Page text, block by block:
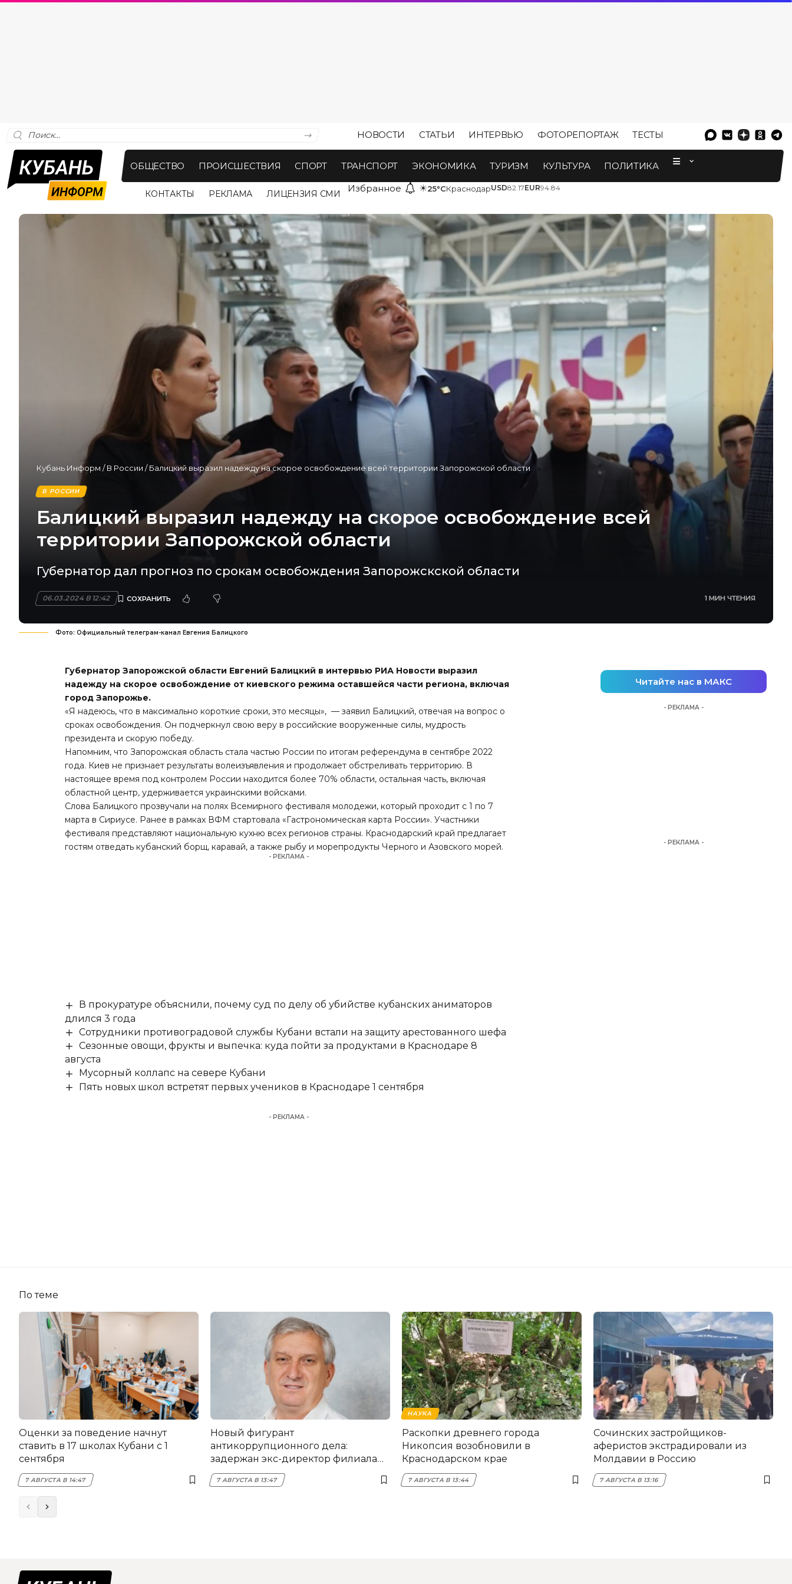
НОВОСТИ СТАТЬИ ИНТЕРВЬЮ ФОТОРЕПОРТАЖ ТЕСТЫ
ОБЩЕСТВО ПРОИСШЕСТВИЯ СПОРТ ТРАНСПОРТ ЭКОНОМИКА ТУРИЗМ КУЛЬТУРА ПОЛИТИКА
КОНТАКТЫ РЕКЛАМА ЛИЦЕНЗИЯ СМИ Избранное ☀25°CКраснодарUSD82.17EUR94.84
Кубань Информ /В России /Балицкий выразил надежду на скорое освобождение всей территории Запорожской области
В РОССИИ
Балицкий выразил надежду на скорое освобождение всей
территории Запорожской области
Губернатор дал прогноз по срокам освобождения Запорожскской области
06.03.2024 В 12:42 1 МИН ЧТЕНИЯ
Фото: Официальный телеграм-канал Евгения Балицкого
Губернатор Запорожской области Евгений Балицкий в интервью РИА Новости выразил
надежду на скорое освобождение от киевского режима оставшейся части региона, включая
город Запорожье.
«Я надеюсь, что в максимально короткие сроки, это месяцы», — заявил Балицкий, отвечая на вопрос о
сроках освобождения. Он подчеркнул свою веру в российские вооруженные силы, мудрость
президента и скорую победу.
Напомним, что Запорожская область стала частью России по итогам референдума в сентябре 2022
года. Киев не признает результаты волеизъявления и продолжает обстреливать территорию. В
настоящее время под контролем России находится более 70% области, остальная часть, включая
областной центр, удерживается украинскими войсками.
Слова Балицкого прозвучали на полях Всемирного фестиваля молодежи, который проходит с 1 по 7
марта в Сириусе. Ранее в рамках ВФМ стартовала «Гастрономическая карта России». Участники
фестиваля представляют национальную кухню всех регионов страны. Краснодарский край предлагает
гостям отведать кубанский борщ, каравай, а также рыбу и морепродукты Черного и Азовского морей.
- РЕКЛАМА -
В прокуратуре объяснили, почему суд по делу об убийстве кубанских аниматоров
длился 3 года
Сотрудники противоградовой службы Кубани встали на защиту арестованного шефа
Сезонные овощи, фрукты и выпечка: куда пойти за продуктами в Краснодаре 8
августа
Мусорный коллапс на севере Кубани
Пять новых школ встретят первых учеников в Краснодаре 1 сентября
- РЕКЛАМА -
Читайте нас в МАКС
- РЕКЛАМА -
- РЕКЛАМА -
По теме
Оценки за поведение начнут
ставить в 17 школах Кубани с 1
сентября
7 АВГУСТА В 14:47
Новый фигурант
антикоррупционного дела:
задержан экс-директор филиала
НЭСК Крымска
7 АВГУСТА В 13:47
НАУКА
Раскопки древнего города
Никопсия возобновили в
Краснодарском крае
7 АВГУСТА В 13:44
Сочинских застройщиков-
аферистов экстрадировали из
Молдавии в Россию
7 АВГУСТА В 13:16